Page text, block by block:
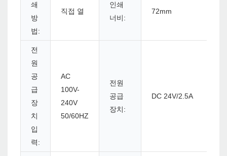
쇄
방
법:
직접 열
인쇄
너비:
72mm
전
원
공
급
장
치
입
력:
AC
100V-
240V
50/60HZ
전원
공급
장치:
DC 24V/2.5A